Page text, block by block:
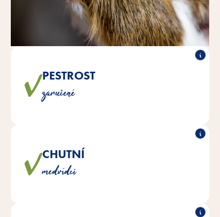
PESTROST
zaručené
Veselí křupaví medvídci zajišťují pestrost a zábavu v
CHUTNÍ
medvídci
happy Teddy je plný
hodnotných obilovin a chutné zeleniny.